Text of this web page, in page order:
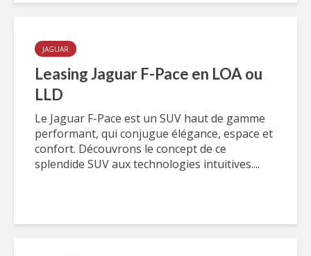
JAGUAR
Leasing Jaguar F-Pace en LOA ou
LLD
Le Jaguar F-Pace est un SUV haut de gamme
performant, qui conjugue élégance, espace et
confort. Découvrons le concept de ce
splendide SUV aux technologies intuitives....